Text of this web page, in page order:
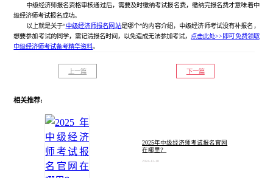
中级经济师报名资格审核通过后，需要及时缴纳考试报名费，缴纳完报名费才意味着中
级经济师考试报名成功。
以上就是关于“中级经济师报名网站是哪个”的内容介绍，中级经济师考试没有补报名，
想要参加考试的同学，需记清报名时间，以免造成无法参加考试， 点击此处>>即可免费领取
中级经济师考试备考精华资料。
上一篇 下一篇
相关推荐:
2025年中级经济师考试报名官网
在哪里？
2024-12-10